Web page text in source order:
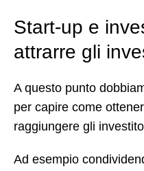
Start-up e
attrarre gli
A questo punto
per capire come
raggiungere gli
Ad esempio